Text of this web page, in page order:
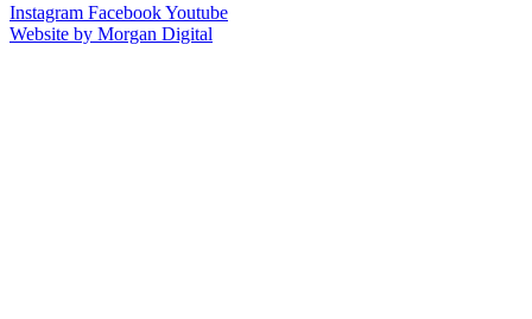
Instagram FacebookYoutube
Website by Morgan Digital